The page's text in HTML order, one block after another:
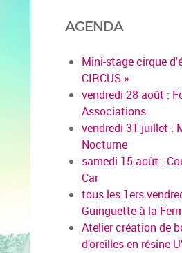
AGENDA
Mini-stage cirque
CIRCUS »
vendredi 28 août :
Associations
vendredi 31 juillet :
Nocturne
samedi 15 août :
Car
tous les 1ers
Guinguette à la
Atelier création de
d’oreilles en résine